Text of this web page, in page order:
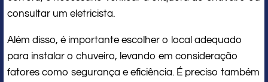
consultar um eletricista.
Além disso, é importante escolher o local adequado
para instalar o chuveiro, levando em consideração
fatores como segurança e eficiência. É preciso também